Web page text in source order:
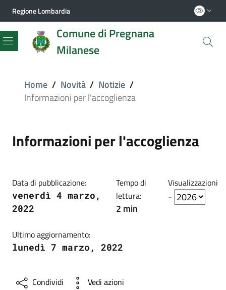
Regione Lombardia
Comune di Pregnana
Milanese
Menu
Home / Novità / Notizie /
Informazioni per l'accoglienza
Informazioni per l'accoglienza
Data di pubblicazione:
venerdì 4 marzo,
2022
Tempo di
lettura:
2 min
Visualizzazioni
-
Ultimo aggiornamento:
lunedì 7 marzo, 2022
Condividi Vedi azioni